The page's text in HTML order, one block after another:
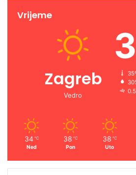
Vrijeme
Zagreb
Vedro
34 ℃
Ned
38 ℃
Pon
38 ℃
Uto